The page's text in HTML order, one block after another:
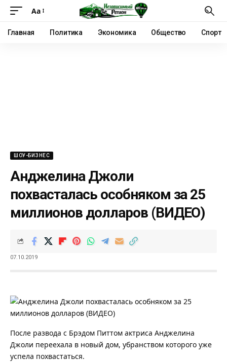
Аа
Главная Политика Экономика Общество Спорт
ШОУ-БИЗНЕС
Анджелина Джоли
похвасталась особняком за 25
миллионов долларов (ВИДЕО)
07.10.2019
После развода с Брэдом Питтом актриса Анджелина
Джоли переехала в новый дом, убранством которого уже
успела похвастаться.